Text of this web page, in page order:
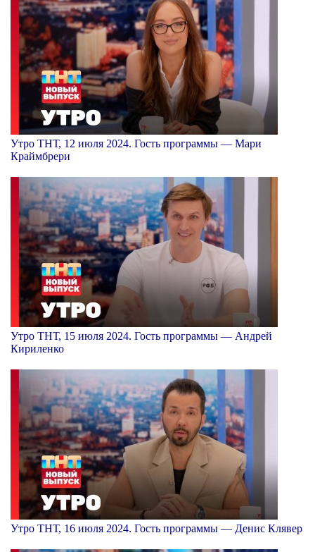
Утро ТНТ, 12 июля 2024. Гость программы — Мари
Краймбрери
Утро ТНТ, 15 июля 2024. Гость программы — Андрей
Кириленко
Утро ТНТ, 16 июля 2024. Гость программы — Денис Клявер